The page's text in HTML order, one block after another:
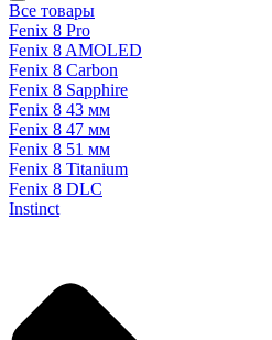
Все товары
Fenix 8 Pro
Fenix 8 AMOLED
Fenix 8 Carbon
Fenix 8 Sapphire
Fenix 8 43 мм
Fenix 8 47 мм
Fenix 8 51 мм
Fenix 8 Titanium
Fenix 8 DLC
Instinct